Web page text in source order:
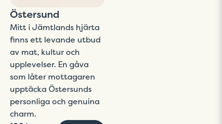
Östersund
Mitt i Jämtlands hjärta
finns ett levande utbud
av mat, kultur och
upplevelser. En gåva
som låter mottagaren
upptäcka Östersunds
personliga och genuina
charm.